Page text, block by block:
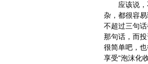
应该说，不
杂，都很容
不超过三句
那句话，而
很简单吧，
享受“泡沫化